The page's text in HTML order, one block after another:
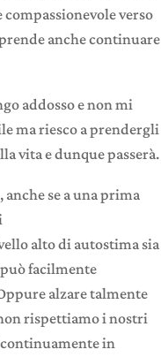
compassionevole verso
anche continuare
addosso e non mi
ma riesco a prendergli
vita e dunque passerà.
, anche se a una prima
alto di autostima sia
può facilmente
alzare talmente
rispettiamo i nostri
in